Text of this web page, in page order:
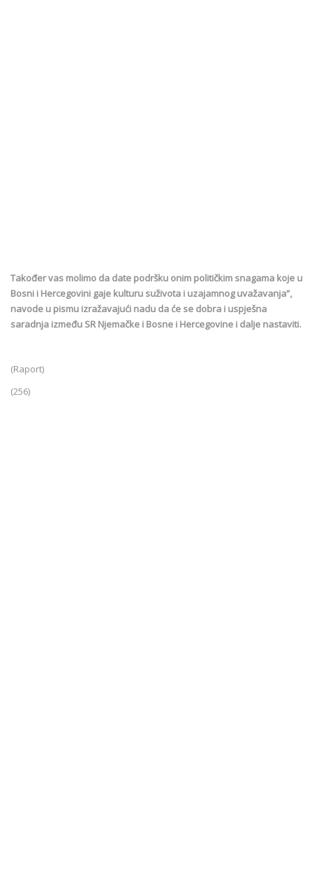
Također vas molimo da date podršku onim političkim snagama koje u
Bosni i Hercegovini gaje kulturu suživota i uzajamnog uvažavanja”,
navode u pismu izražavajući nadu da će se dobra i uspješna
saradnja između SR Njemačke i Bosne i Hercegovine i dalje nastaviti.
(Raport)
(256)